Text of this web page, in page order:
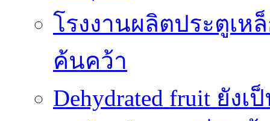
โรงงานผลิตประตูเห
ค้นคว้า
Dehydrated fruit ยัง